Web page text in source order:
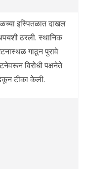
इस्पितळात दाखल
ठरली. स्थानिक
गाठून पुरावे
विरोधी पक्षनेते
टीका केली.